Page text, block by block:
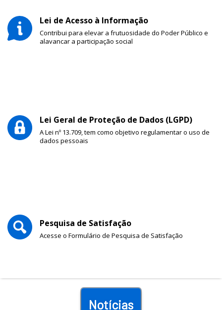
Lei de Acesso à Informação
Contribui para elevar a frutuosidade do Poder Público e
alavancar a participação social
Lei Geral de Proteção de Dados (LGPD)
A Lei nº 13.709, tem como objetivo regulamentar o uso de
dados pessoais
Pesquisa de Satisfação
Acesse o Formulário de Pesquisa de Satisfação
Notícias